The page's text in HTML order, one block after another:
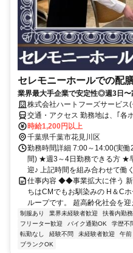
セレモニーホールでの配
業界最大手企業で安定性◎週3日〜
株式会社ハートフーズサービス
交通・アクセス 勤務地は、｢各
駅近現場多数
時給1,200円以上
千葉県千葉市花見川区
勤務時間詳細 7:00～14:00(実
間) ★週3～4日勤務できる方 ★
迎♪ 上記時間を組み合わせて働
仕事内容 ◆◆事業拡大に伴う
ちはCMでもお馴染みの H＆C
ループです。 超高齢化社会を
制服あり 業界未経験者歓迎 扶養内勤
フリーター歓迎
バイク通勤OK 学歴不
転勤なし
経験不問 未経験者歓迎 午前
ブランクOK